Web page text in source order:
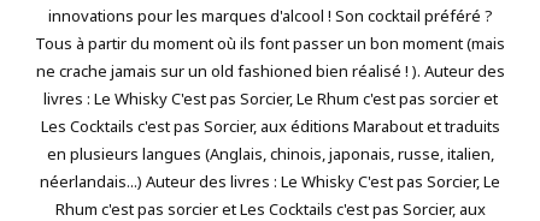
innovations pour les marques d'alcool ! Son cocktail préféré ?
Tous à partir du moment où ils font passer un bon moment (mais
ne crache jamais sur un old fashioned bien réalisé ! ). Auteur des
livres : Le Whisky C'est pas Sorcier, Le Rhum c'est pas sorcier et
Les Cocktails c'est pas Sorcier, aux éditions Marabout et traduits
en plusieurs langues (Anglais, chinois, japonais, russe, italien,
néerlandais...) Auteur des livres : Le Whisky C'est pas Sorcier, Le
Rhum c'est pas sorcier et Les Cocktails c'est pas Sorcier, aux